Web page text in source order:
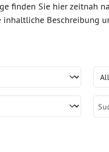
finden Sie hier zeitnah
Beschreibung